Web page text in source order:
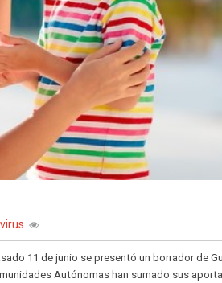
11 de junio se presentó un borrador de
Autónomas han sumado sus